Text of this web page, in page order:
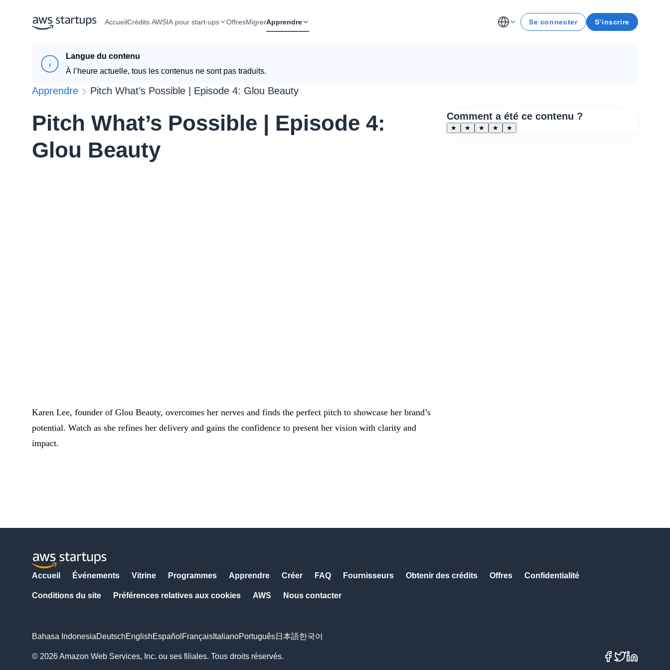
AccueilCrédits AWSIA pour start-ups OffresMigrerApprendre Se connecter S’inscrire
Langue du contenu
À l’heure actuelle, tous les contenus ne sont pas traduits.
Apprendre Pitch What’s Possible | Episode 4: Glou Beauty
Pitch What’s Possible | Episode 4:
Glou Beauty
Karen Lee, founder of Glou Beauty, overcomes her nerves and finds the perfect pitch to showcase her brand’s
potential. Watch as she refines her delivery and gains the confidence to present her vision with clarity and
impact.
Comment a été ce contenu ?
★ ★ ★ ★ ★
Accueil Événements Vitrine Programmes Apprendre Créer FAQ Fournisseurs Obtenir des crédits Offres Confidentialité
Conditions du site Préférences relatives aux cookies AWS Nous contacter
Bahasa IndonesiaDeutschEnglishEspañol Français ItalianoPortuguês日本語한국어
Facebook
X
© 2026 Amazon Web Services, Inc. ou ses filiales. Tous droits réservés.